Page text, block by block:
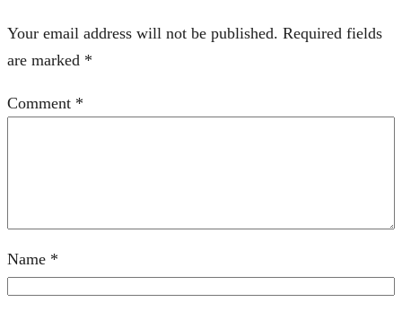
Your email address will not be published. Required fields
are marked *
Comment *
Name *